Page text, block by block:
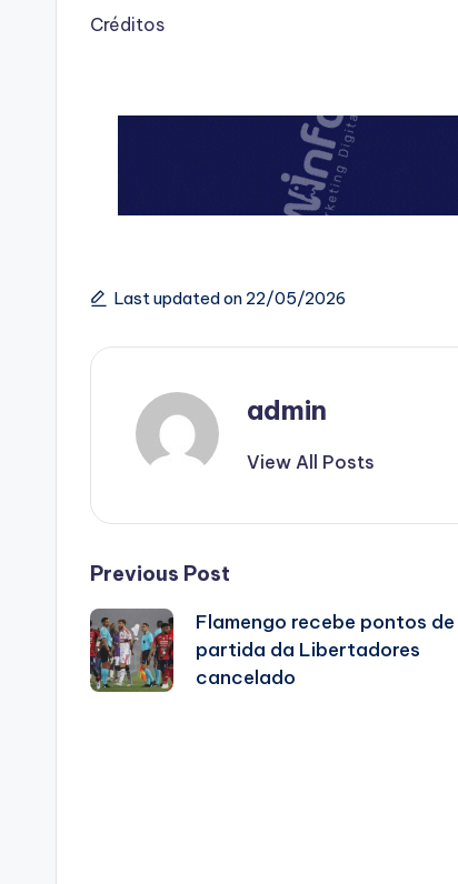
Créditos
Last updated on 22/05/2026
admin
View All Posts
Post
navigation
Previous Post
Flamengo recebe pontos de
partida da Libertadores
cancelado